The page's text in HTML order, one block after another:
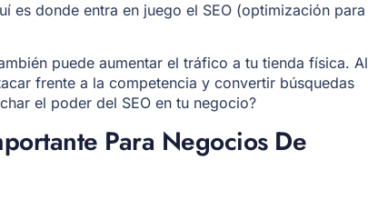
es donde entra en juego el SEO (optimización para
puede aumentar el tráfico a tu tienda física. Al
frente a la competencia y convertir búsquedas
el poder del SEO en tu negocio?
Para Negocios De